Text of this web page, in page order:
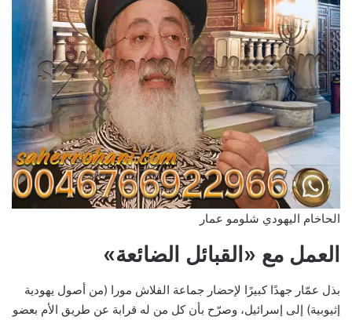
الحاخام اليهودي شلومو عمار
العمل مع «القبائل الضائعة»
بذل عمّار جهدًا كبيرًا لإحضار جماعة الفلاش مورا (من أصول يهودية
إثيوبية) إلى إسرائيل، وصرّح بأن كل من له قرابة عن طريق الأم بعضو